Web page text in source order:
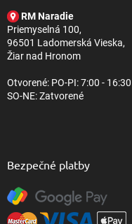
RM Naradie
Priemyselná 100,
96501 Ladomerská Vieska,
Žiar nad Hronom
Otvorené: PO-PI: 7:00 - 16:30
SO-NE: Zatvorené
Bezpečné platby